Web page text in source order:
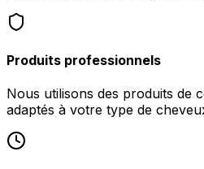
Produits professionnels
Nous utilisons des produits de
adaptés à votre type de